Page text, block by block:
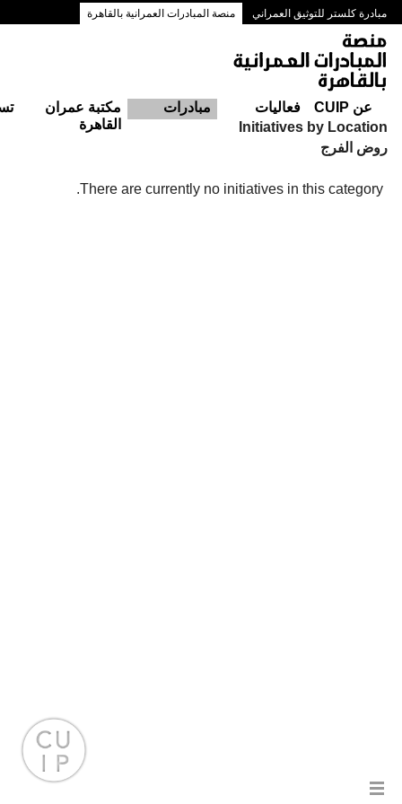
مبادرة كلستر للتوثيق العمراني منصة المبادرات العمرانية بالقاهرة
ممرات وسط البلد بالقاهرة
عن CUIP فعاليات مبادرات
مكتبة عمران
القاهرة
Initiatives by Location
روض الفرج
There are currently no initiatives in this category.